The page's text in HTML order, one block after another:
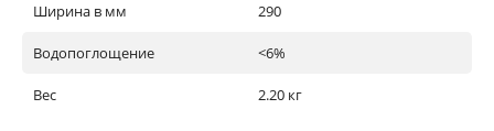
Ширина в мм 290
Водопоглощение <6%
Вес 2.20 кг